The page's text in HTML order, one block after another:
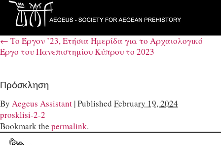
← Το Έργον ’23, Ετήσια Ημερίδα για το Αρχαιολογικό
Έργο του Πανεπιστημίου Κύπρου το 2023
Πρόσκληση
By Aegeus Assistant |Published February 19, 2024
prosklisi-2-2
Bookmark the permalink.